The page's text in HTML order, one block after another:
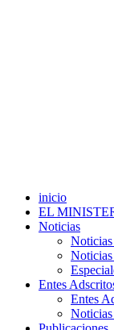
inicio
EL
Noticias
Entes
Entes